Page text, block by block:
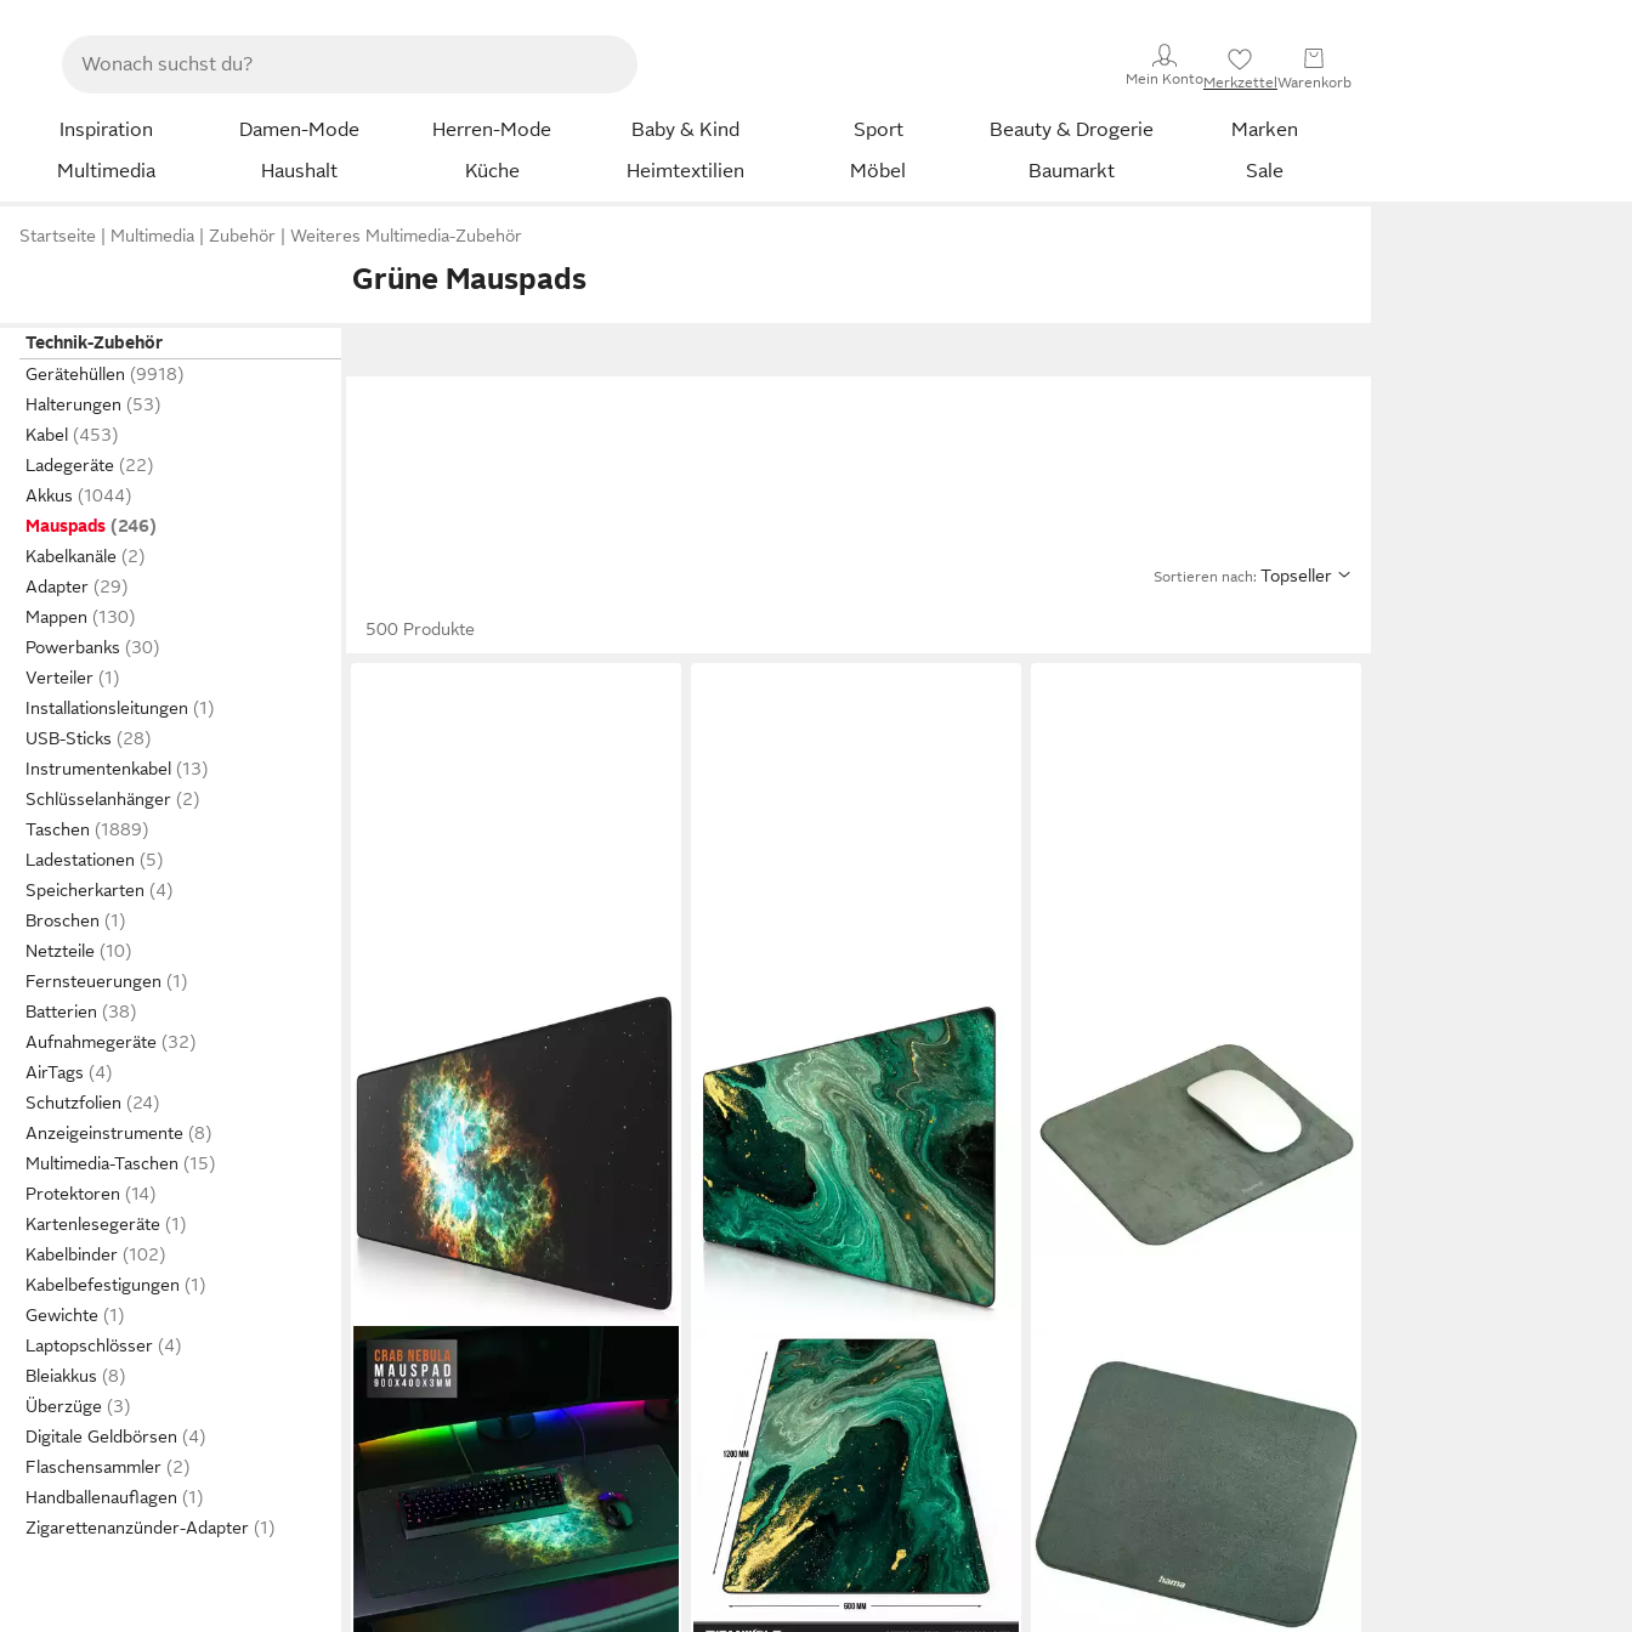
Mein KontoMerkzettelWarenkorb
Inspiration Damen-Mode Herren-Mode Baby & Kind Sport Beauty & Drogerie
Marken
Multimedia
Haushalt Küche Heimtextilien Möbel Baumarkt Sale
Startseite Multimedia Zubehör Weiteres Multimedia-Zubehör
Grüne Mauspads
Technik-Zubehör
Gerätehüllen
Halterungen
Kabel
Ladegeräte
Akkus
Mauspads
Kabelkanäle
Adapter
Mappen
Powerbanks
Verteiler
Installationsleitungen
USB-Sticks
Instrumentenkabel
Schlüsselanhänger
Taschen
Ladestationen
Speicherkarten
Broschen
Netzteile
Fernsteuerungen
Batterien
Aufnahmegeräte
AirTags
Schutzfolien
Anzeigeinstrumente
Multimedia-Taschen
Protektoren
Kartenlesegeräte
Kabelbinder
Kabelbefestigungen
Gewichte
Laptopschlösser
Bleiakkus
Überzüge
Digitale Geldbörsen
Flaschensammler
Handballenauflagen
Zigarettenanzünder-Adapter
Sortieren nach: Topseller
500 Produkte